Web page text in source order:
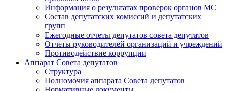
Информация о результатах проверок органов МС
Состав депутатских комиссий и депутатских
групп
Ежегодные отчеты депутатов совета депутатов
Отчеты руководителей организаций и учреждений
Противодействие коррупции
Аппарат Совета депутатов
Структура
Полномочия аппарата Совета депутатов